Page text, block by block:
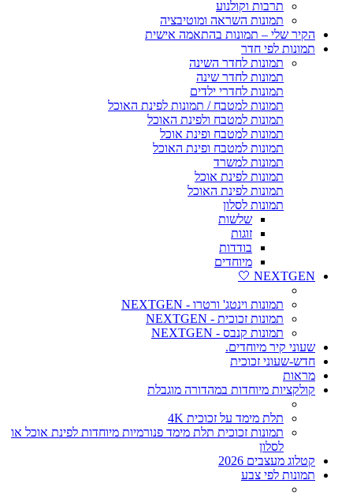
תרבות וקולנוע
תמונות השראה ומוטיבציה
הקיר שלי – תמונות בהתאמה אישית
תמונות לפי חדר
תמונות לחדר השינה
תמונות לחדר שינה
תמונות לחדרי ילדים
תמונות למטבח / תמונות לפינת האוכל
תמונות למטבח ולפינת האוכל
תמונות למטבח ופינת אוכל
תמונות למטבח ופינת האוכל
תמונות למשרד
תמונות לפינת אוכל
תמונות לפינת האוכל
תמונות לסלון
שלשות
זוגות
בודדות
מיוחדים
NEXTGEN 🤍
תמונות וינטג' ורטרו - NEXTGEN
תמונות זכוכית - NEXTGEN
תמונות קנבס - NEXTGEN
שעוני קיר מיוחדים.
חדש-שעוני זכוכית
מראות
קולקציות מיוחדות במהדורה מוגבלת
תלת מימד על זכוכית 4K
תמונות זכוכית תלת מימד פנורמיות מיוחדות לפינת אוכל או
לסלון
קטלוג מעצבים 2026
תמונות לפי צבע